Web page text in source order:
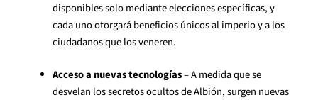
disponibles solo mediante elecciones específicas, y
cada uno otorgará beneficios únicos al imperio y a los
ciudadanos que los veneren.
Acceso a nuevas tecnologías– A medida que se
desvelan los secretos ocultos de Albión, surgen nuevas